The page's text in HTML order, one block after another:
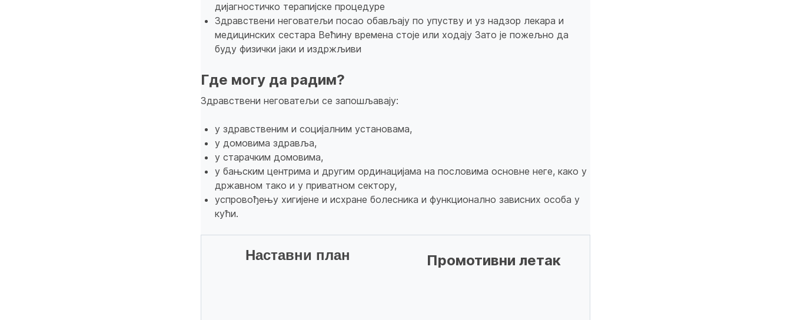
дијагностичко терапијске процедуре
Здравствени неговатељи посао обављају по упуству и уз надзор лекара и
медицинских сестара Већину времена стоје или ходају Зато је пожељно да
буду физички јаки и издржљиви
Где могу да радим?
Здравствени неговатељи се запошљавају:
у здравственим и социјалним установама,
у домовима здравља,
у старачким домовима,
у бањским центрима и другим ординацијама на пословима основне неге, како у
државном тако и у приватном сектору,
успровођењу хигијене и исхране болесника и функционално зависних особа у
кући.
Наставни план Промотивни летак